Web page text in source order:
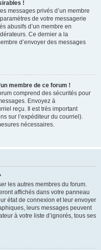
!
messages privés d’un membre
de votre messagerie
abusifs d’un membre en
Ce dernier a la
d’envoyer des messages
membre de ce forum !
comprend des sécurités pour
Envoyez à
reçu. Il est très important
sur l’expéditeur du courriel).
nécessaires.
les autres membres du forum.
affichés dans votre panneau
état de connexion et leur envoyer
leurs messages peuvent
à votre liste d’ignorés, tous ses